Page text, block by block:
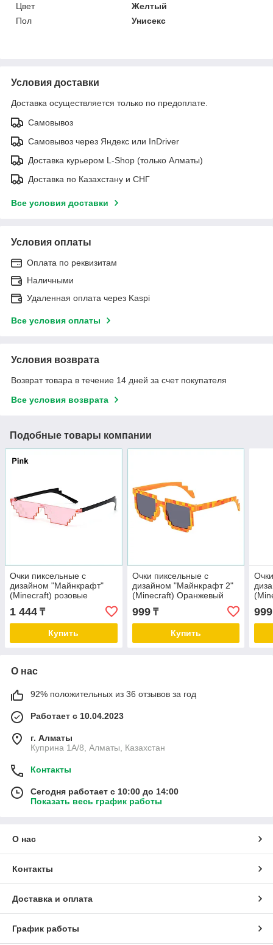
Цвет
Желтый
Пол
Унисекс
Условия доставки
Доставка осуществляется только по предоплате.
Самовывоз
Самовывоз через Яндекс или InDriver
Доставка курьером L-Shop (только Алматы)
Доставка по Казахстану и СНГ
Все условия доставки
Условия оплаты
Оплата по реквизитам
Наличными
Удаленная оплата через Kaspi
Все условия оплаты
Условия возврата
Возврат товара в течение 14 дней за счет покупателя
Все условия возврата
Подобные товары компании
Очки пиксельные с
дизайном "Майнкрафт"
(Minecraft) розовые
1 444 ₸
Купить
Очки пиксельные с
дизайном "Майнкрафт 2"
(Minecraft) Оранжевый
камуфляж
999₸
Купить
999
О нас
92% положительных из 36 отзывов за год
Работает с 10.04.2023
г. Алматы
Куприна 1A/8, Алматы, Казахстан
Контакты
Сегодня работает с 10:00 до 14:00
Показать весь график работы
О нас
Контакты
Доставка и оплата
График работы